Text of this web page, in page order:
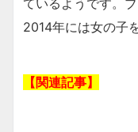
2014年には女の子
【関連記事】